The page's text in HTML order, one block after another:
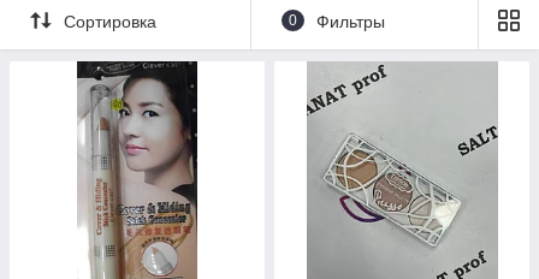
Сортировка 0 Фильтры